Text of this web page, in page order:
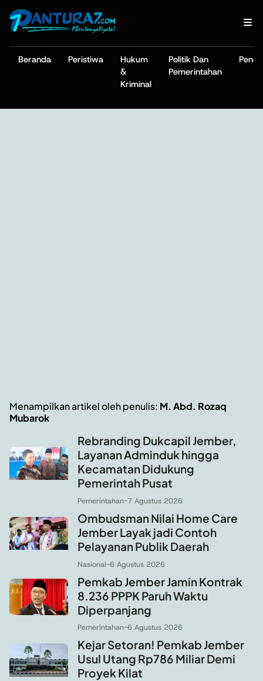
Beranda Peristiwa
Hukum
&
Kriminal
Politik Dan
Pemerintahan
Menampilkan artikel oleh penulis: M. Abd. Rozaq
Mubarok
Rebranding Dukcapil Jember,
Layanan Adminduk hingga
Kecamatan Didukung
Pemerintah Pusat
Pemerintahan-7 Agustus 2026
Ombudsman Nilai Home Care
Jember Layak jadi Contoh
Pelayanan Publik Daerah
Nasional-6 Agustus 2026
Pemkab Jember Jamin Kontrak
8.236 PPPK Paruh Waktu
Diperpanjang
Pemerintahan-6 Agustus 2026
Kejar Setoran! Pemkab Jember
Usul Utang Rp786 Miliar Demi
Proyek Kilat